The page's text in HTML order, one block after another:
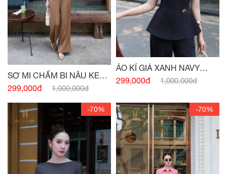
SƠ MI CHẤM BI NÂU KEM
PEPLUM
299,000đ 1,000,000đ
ÁO KÍ GIẢ XANH NAVY
ĐÍNH CHARM
299,000đ 1,000,000đ
-70% -70%